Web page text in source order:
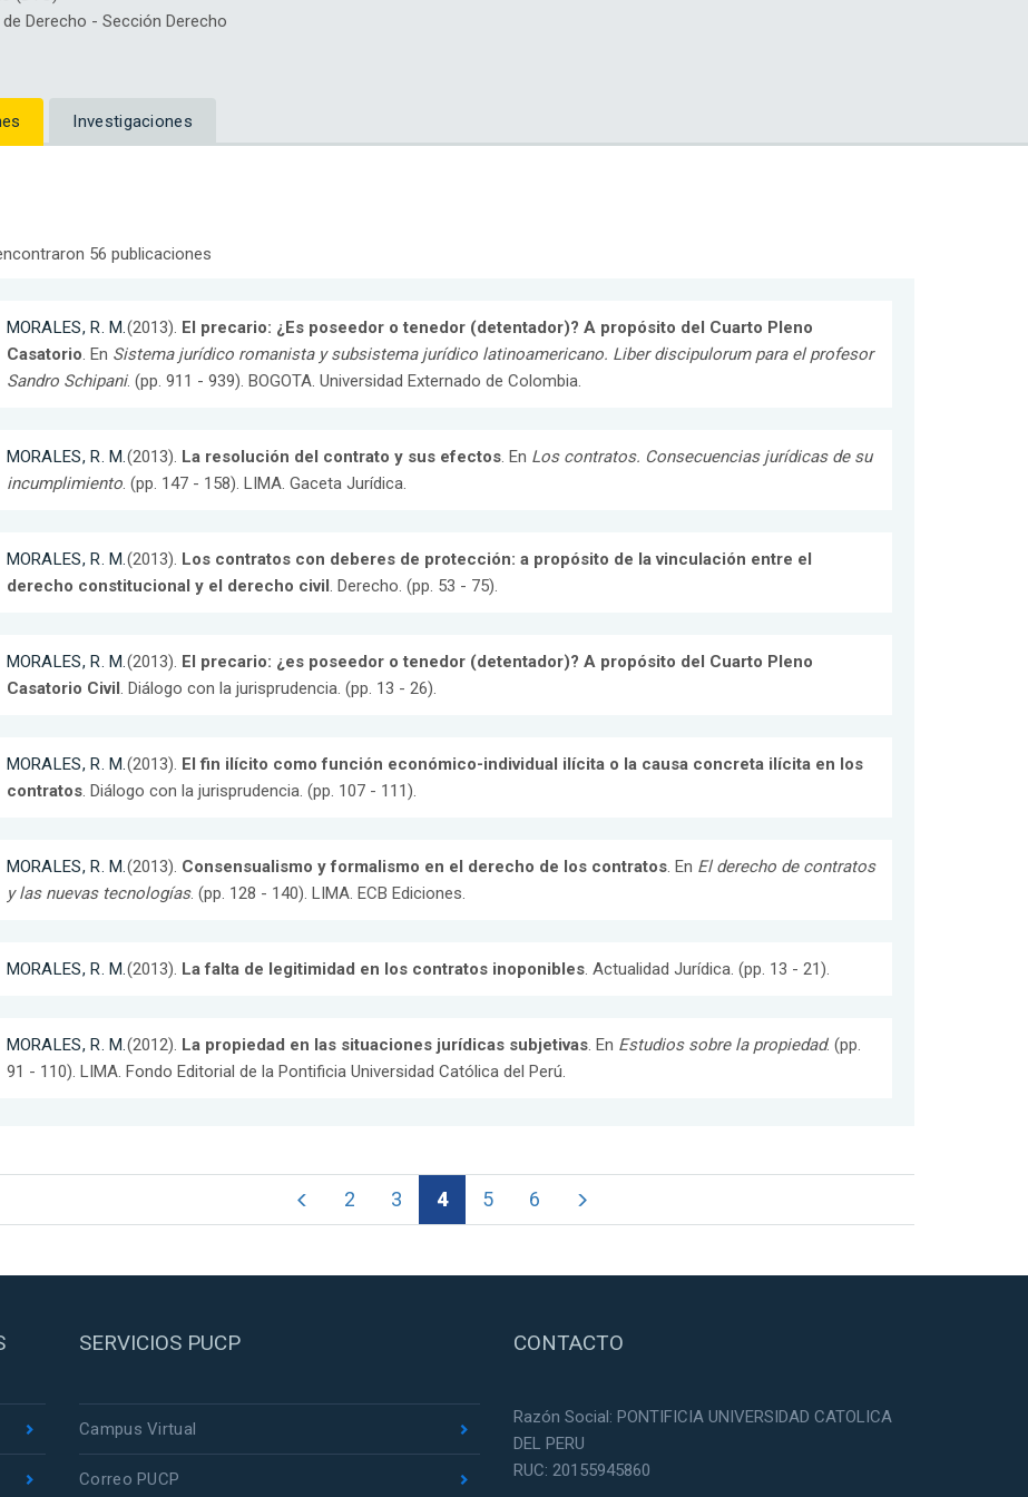
Derecho - Sección Derecho
Investigaciones
56 publicaciones
MORALES, R. M.(2013). El precario: ¿Es poseedor o tenedor (detentador)? A propósito del Cuarto Pleno
Casatorio. En Sistema jurídico romanista y subsistema jurídico latinoamericano. Liber discipulorum para el profesor
Sandro Schipani. (pp. 911 - 939). BOGOTA. Universidad Externado de Colombia.
MORALES, R. M.(2013). La resolución del contrato y sus efectos. En Los contratos. Consecuencias jurídicas de su
incumplimiento. (pp. 147 - 158). LIMA. Gaceta Jurídica.
MORALES, R. M.(2013). Los contratos con deberes de protección: a propósito de la vinculación entre el
derecho constitucional y el derecho civil . Derecho. (pp. 53 - 75).
MORALES, R. M.(2013). El precario: ¿es poseedor o tenedor (detentador)? A propósito del Cuarto Pleno
Casatorio Civil . Diálogo con la jurisprudencia. (pp. 13 - 26).
MORALES, R. M.(2013). El fin ilícito como función económico-individual ilícita o la causa concreta ilícita en los
contratos. Diálogo con la jurisprudencia. (pp. 107 - 111).
MORALES, R. M.(2013). Consensualismo y formalismo en el derecho de los contratos. En El derecho de contratos
y las nuevas tecnologías. (pp. 128 - 140). LIMA. ECB Ediciones.
MORALES, R. M.(2013). La falta de legitimidad en los contratos inoponibles. Actualidad Jurídica. (pp. 13 - 21).
MORALES, R. M.(2012). La propiedad en las situaciones jurídicas subjetivas. En Estudios sobre la propiedad. (pp.
91 - 110). LIMA. Fondo Editorial de la Pontificia Universidad Católica del Perú.
2 3 4 5 6
SERVICIOS PUCP
Campus Virtual
Correo PUCP
CONTACTO
Razón Social: PONTIFICIA UNIVERSIDAD CATOLICA
DEL PERU
RUC: 20155945860